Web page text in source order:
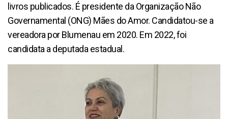
livros publicados. É presidente da Organização Não
Governamental (ONG) Mães do Amor. Candidatou-se a
vereadora por Blumenau em 2020. Em 2022, foi
candidata a deputada estadual.